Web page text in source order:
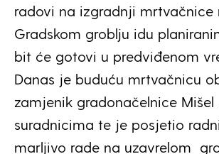
radovi na izgradnji mrtvačnice
Gradskom groblju idu
bit će gotovi u predviđenom
Danas je buduću mrtvačnicu
zamjenik gradonačelnice Mišel
suradnicima te je posjetio
marljivo rade na uzavrelom